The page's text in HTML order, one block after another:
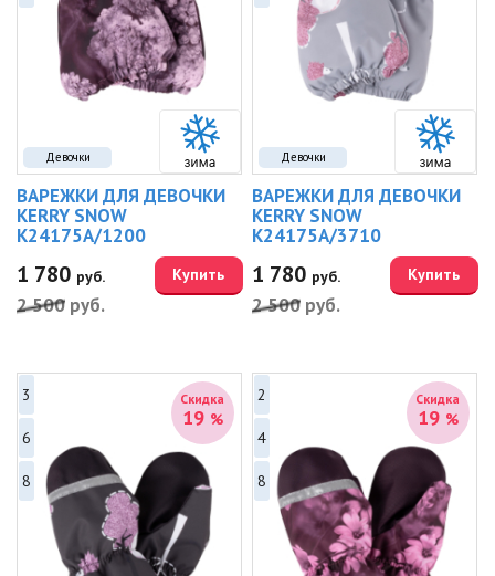
Девочки
ВАРЕЖКИ ДЛЯ ДЕВОЧКИ
KERRY SNOW
K24175A/1200
1 780 руб.
2 500 руб.
Купить
Девочки
ВАРЕЖКИ ДЛЯ ДЕВОЧКИ
KERRY SNOW
K24175A/3710
1 780 руб.
2 500 руб.
Купить
Скидка
19 %
3
6
8
Скидка
19 %
2
4
8